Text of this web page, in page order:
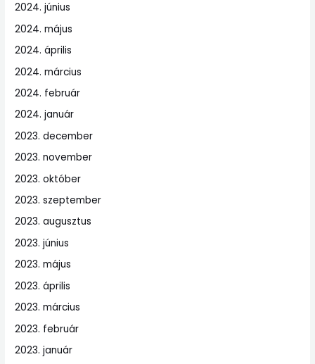
2024. június
2024. május
2024. április
2024. március
2024. február
2024. január
2023. december
2023. november
2023. október
2023. szeptember
2023. augusztus
2023. június
2023. május
2023. április
2023. március
2023. február
2023. január